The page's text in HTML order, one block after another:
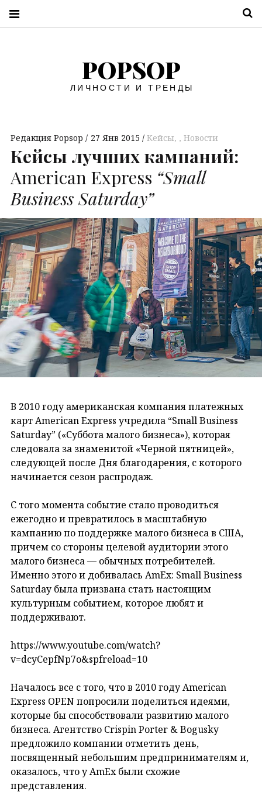
POPSOP
ЛИЧНОСТИ И ТРЕНДЫ
Редакция Popsop 27 Янв 2015 Кейсы, Новости
Кейсы лучших кампаний:
American Express “Small
Business Saturday”
В 2010 году американская компания платежных
карт American Express учредила “Small Business
Saturday” («Суббота малого бизнеса»), которая
следовала за знаменитой «Черной пятницей»,
следующей после Дня благодарения, с которого
начинается сезон распродаж.
С того момента событие стало проводиться
ежегодно и превратилось в масштабную
кампанию по поддержке малого бизнеса в США,
причем со стороны целевой аудитории этого
малого бизнеса — обычных потребителей.
Именно этого и добивалась AmEx: Small Business
Saturday была призвана стать настоящим
культурным событием, которое любят и
поддерживают.
https://www.youtube.com/watch?
v=dcyCepfNp7o&spfreload=10
Началось все с того, что в 2010 году American
Express OPEN попросили поделиться идеями,
которые бы способствовали развитию малого
бизнеса. Агентство Crispin Porter & Bogusky
предложило компании отметить день,
посвященный небольшим предпринимателям и,
оказалось, что у AmEx были схожие
представления.